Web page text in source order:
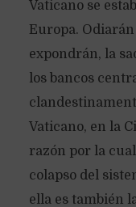
Vaticano se
Europa.
expondrán, la
los bancos
Vaticano, en la
razón por la
colapso del
ella es también